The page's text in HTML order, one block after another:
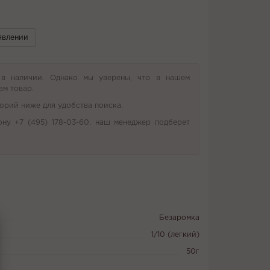
в наличии. Однако мы уверены, что в нашем
товар.
ниже для удобства поиска.
+7 (495) 178-03-60, наш менеджер подберет
Безаромка
1/10 (легкий)
50г